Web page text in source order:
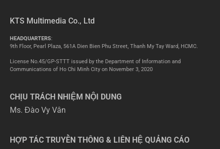
KTS Multimedia Co., Ltd
HEADQUARTERS:
9th Floor, Pearl Plaza, 561A Dien Bien Phu Street, Thanh My Tay Ward, HCMC.
License No.45/GP-STTT issued by the Department of Information and
Communications of Ho Chi Minh City on November 3, 2020
CHỊU TRÁCH NHIỆM NỘI DUNG
Ms. Đào Vy Vân
HỢP TÁC TRUYỀN THÔNG & LIÊN HỆ QUẢNG CÁO